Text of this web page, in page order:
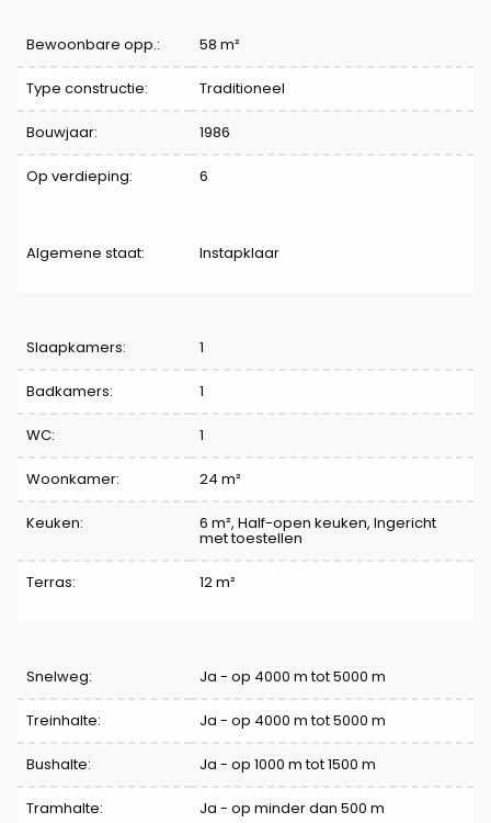
Bewoonbare opp.: 58 m²
Type constructie: Traditioneel
Bouwjaar: 1986
Op verdieping: 6
Algemene staat: Instapklaar
Indeling
Slaapkamers: 1
Badkamers: 1
WC: 1
Woonkamer: 24 m²
Keuken: 6 m², Half-open keuken, Ingericht
met toestellen
Terras: 12 m²
Comfort
Snelweg: Ja - op 4000 m tot 5000 m
Treinhalte: Ja - op 4000 m tot 5000 m
Bushalte: Ja - op 1000 m tot 1500 m
Tramhalte: Ja - op minder dan 500 m